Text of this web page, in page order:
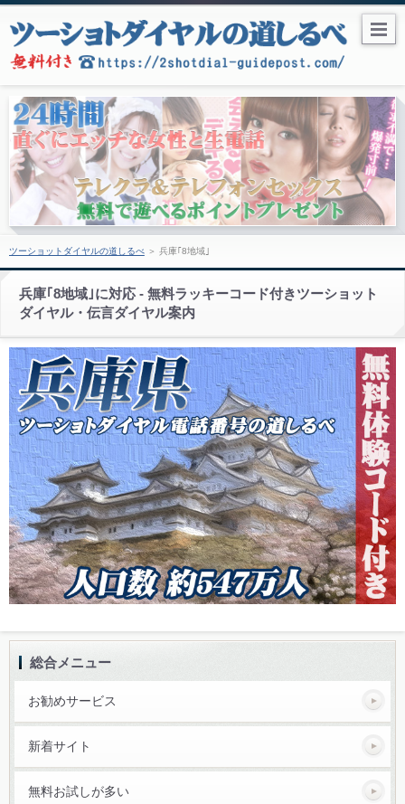
ツーショットダイヤルの道しるべ＞ 兵庫｢8地域｣
兵庫｢8地域｣に対応 - 無料ラッキーコード付きツーショット
ダイヤル・伝言ダイヤル案内
総合メニュー
お勧めサービス
新着サイト
無料お試しが多い